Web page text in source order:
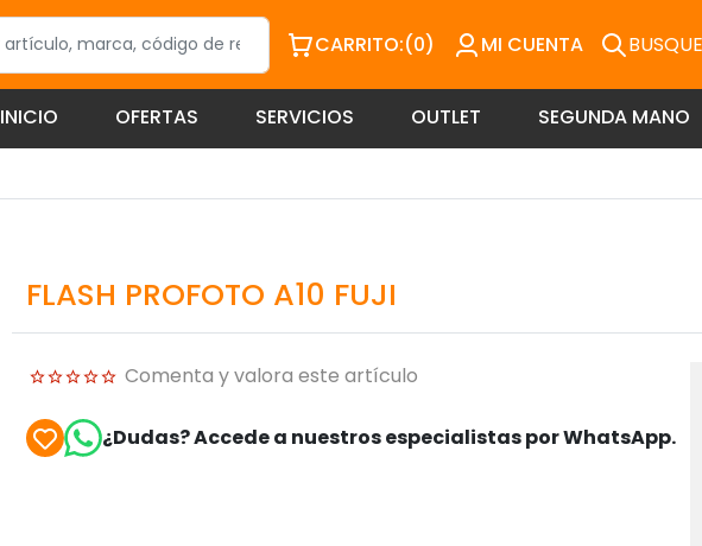
CARRITO:(0) MI CUENTA
INICIO OFERTAS SERVICIOS OUTLET SEGUNDA MANO
FLASH PROFOTO A10 FUJI
Comenta y valora este artículo
¿Dudas? Accede a nuestros especialistas por WhatsApp.